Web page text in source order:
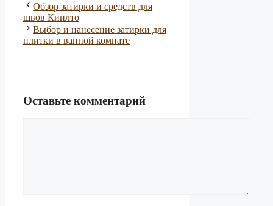
Обзор затирки и средств для
швов Киилто
Выбор и нанесение затирки для
плитки в ванной комнате
Оставьте комментарий